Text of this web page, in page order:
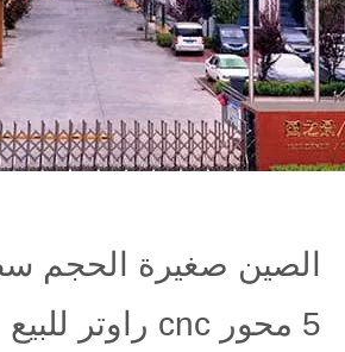
الصين صغيرة الحجم
5 محور cnc راوتر للبيع